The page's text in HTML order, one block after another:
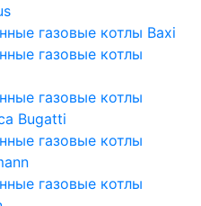
газовые котлы Baxi
газовые котлы
газовые котлы
Bugatti
газовые котлы
газовые котлы